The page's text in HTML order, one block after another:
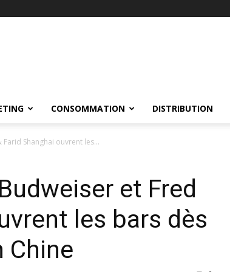
CONSOMMATION DISTRIBUTION
Shanghai ouvrent les...
et Fred
les bars dès
Chine